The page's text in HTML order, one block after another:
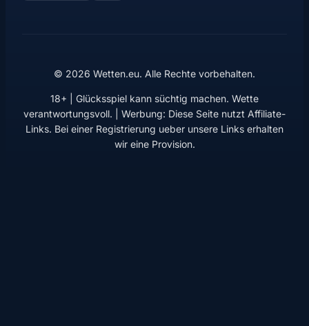
© 2026 Wetten.eu. Alle Rechte vorbehalten.
18+ | Glücksspiel kann süchtig machen. Wette
verantwortungsvoll. | Werbung: Diese Seite nutzt Affiliate-
Links. Bei einer Registrierung ueber unsere Links erhalten
wir eine Provision.